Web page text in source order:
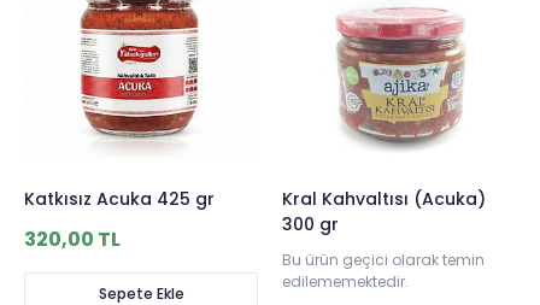
Katkısız Acuka 425 gr
320,00 TL
Sepete Ekle
Kral Kahvaltısı (Acuka)
300 gr
Bu ürün geçici olarak temin
edilememektedir.